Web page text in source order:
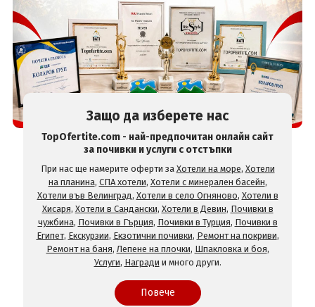
Защо да изберете нас
TopOfertite.com - най-предпочитан онлайн сайт
за почивки и услуги с отстъпки
При нас ще намерите оферти за Хотели на море, Хотели
на планина, СПА хотели, Хотели с минерален басейн,
Хотели във Велинград, Хотели в село Огняново, Хотели в
Хисаря, Хотели в Сандански, Хотели в Девин, Почивки в
чужбина, Почивки в Гърция, Почивки в Турция, Почивки в
Египет, Екскурзии, Екзотични почивки, Ремонт на покриви,
Ремонт на баня, Лепене на плочки, Шпакловка и боя,
Услуги, Награди и много други.
Повече